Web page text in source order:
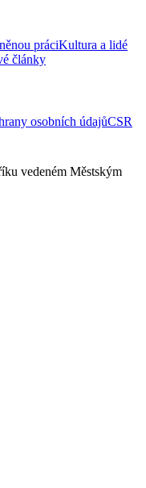
práciKultura a lidé
články
osobních údajůCSR
vedeném Městským